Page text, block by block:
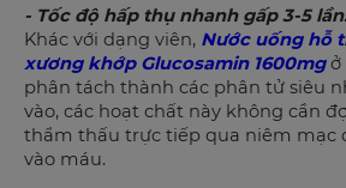
- Tốc độ hấp thụ nhanh gấp 3-5
Khác với dạng viên, Nước uống hỗ
xương khớp Glucosamin 1600mgở
phân tách thành các phân tử siêu
vào, các hoạt chất này không cần
thẩm thấu trực tiếp qua niêm mạc
vào máu.